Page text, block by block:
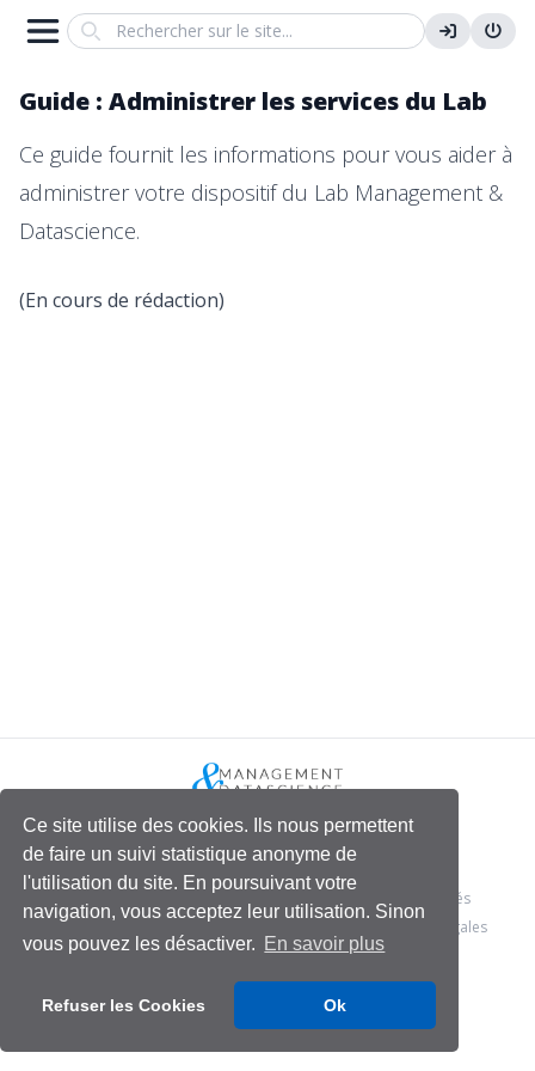
Ce site utilise des cookies. Ils nous permettent
de faire un suivi statistique anonyme de
l'utilisation du site. En poursuivant votre
navigation, vous acceptez leur utilisation. Sinon
vous pouvez les désactiver. En savoir plus
Refuser les Cookies Ok
Search
Guide : Administrer les services du Lab
Ce guide fournit les informations pour vous aider à
administrer votre dispositif du Lab Management &
Datascience.
(En cours de rédaction)
© 2026 - Management & Data Science
- Tous droits réservés
Conditions générales
Politique de confidentialité Mentions légales